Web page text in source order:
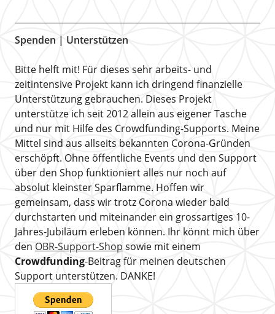
Spenden | Unterstützen
Bitte helft mit! Für dieses sehr arbeits- und
zeitintensive Projekt kann ich dringend finanzielle
Unterstützung gebrauchen. Dieses Projekt
unterstütze ich seit 2012 allein aus eigener Tasche
und nur mit Hilfe des Crowdfunding-Supports. Meine
Mittel sind aus allseits bekannten Corona-Gründen
erschöpft. Ohne öffentliche Events und den Support
über den Shop funktioniert alles nur noch auf
absolut kleinster Sparflamme. Hoffen wir
gemeinsam, dass wir trotz Corona wieder bald
durchstarten und miteinander ein grossartiges 10-
Jahres-Jubiläum erleben können. Ihr könnt mich über
den OBR-Support-Shop sowie mit einem
Crowdfunding-Beitrag für meinen deutschen
Support unterstützen. DANKE!